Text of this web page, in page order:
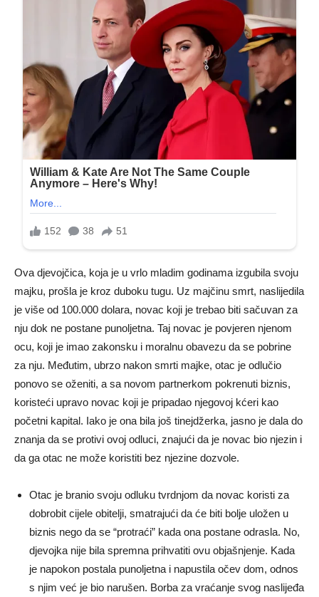
Ova djevojčica, koja je u vrlo mladim godinama izgubila svoju
majku, prošla je kroz duboku tugu. Uz majčinu smrt, naslijedila
je više od 100.000 dolara, novac koji je trebao biti sačuvan za
nju dok ne postane punoljetna. Taj novac je povjeren njenom
ocu, koji je imao zakonsku i moralnu obavezu da se pobrine
za nju. Međutim, ubrzo nakon smrti majke, otac je odlučio
ponovo se oženiti, a sa novom partnerkom pokrenuti biznis,
koristeći upravo novac koji je pripadao njegovoj kćeri kao
početni kapital. Iako je ona bila još tinejdžerka, jasno je dala do
znanja da se protivi ovoj odluci, znajući da je novac bio njezin i
da ga otac ne može koristiti bez njezine dozvole.
Otac je branio svoju odluku tvrdnjom da novac koristi za
dobrobit cijele obitelji, smatrajući da će biti bolje uložen u
biznis nego da se “protraći” kada ona postane odrasla. No,
djevojka nije bila spremna prihvatiti ovu objašnjenje. Kada
je napokon postala punoljetna i napustila očev dom, odnos
s njim već je bio narušen. Borba za vraćanje svog naslijeđa